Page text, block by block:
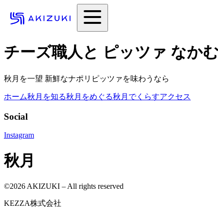
チーズ職人と ピッツァ なか
秋月を一望 新鮮なナポリピッツァを味わうなら
ホーム秋月を知る秋月をめぐる秋月でくらすアクセス
Social
Instagram
秋月
©2026 AKIZUKI – All rights reserved
KEZZA株式会社